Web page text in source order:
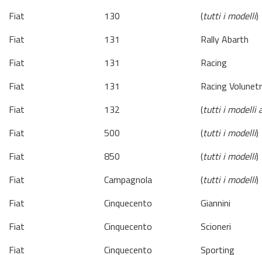
Fiat
130 (tutti i modelli)
Fiat
131
Rally Abarth
Fiat
131
Racing
Fiat
131
Racing
Fiat
132 (tutti i modelli
Fiat
500 (tutti i modelli)
Fiat
850 (tutti i modelli)
Fiat
Campagnola (tutti i modelli)
Fiat
Cinquecento
Giannini
Fiat
Cinquecento
Scioneri
Fiat
Cinquecento
Sporting